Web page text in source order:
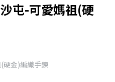
屯-可愛媽祖(硬
硬金)編織手鍊